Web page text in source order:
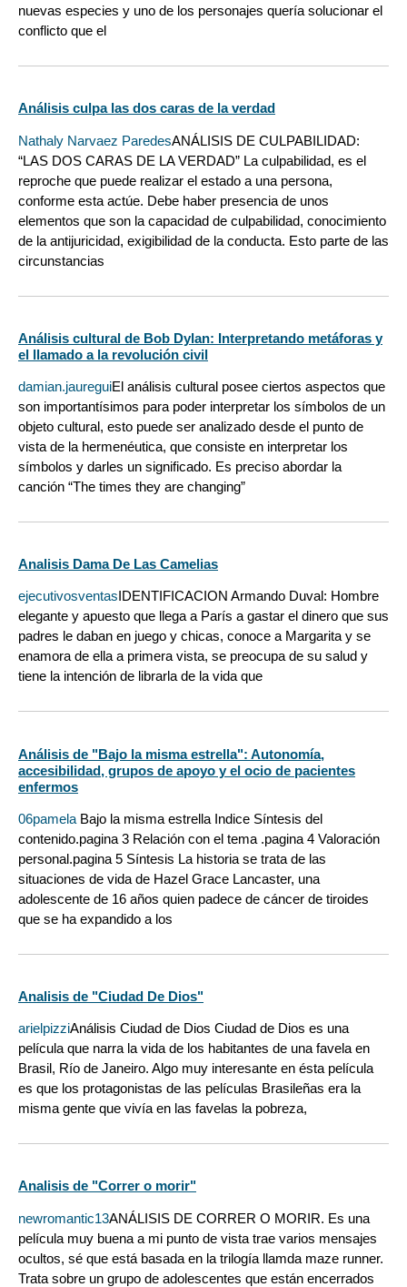
nuevas especies y uno de los personajes quería solucionar el
conflicto que el
Análisis culpa las dos caras de la verdad
Nathaly Narvaez ParedesANÁLISIS DE CULPABILIDAD:
“LAS DOS CARAS DE LA VERDAD” La culpabilidad, es el
reproche que puede realizar el estado a una persona,
conforme esta actúe. Debe haber presencia de unos
elementos que son la capacidad de culpabilidad, conocimiento
de la antijuricidad, exigibilidad de la conducta. Esto parte de las
circunstancias
Análisis cultural de Bob Dylan: Interpretando metáforas y
el llamado a la revolución civil
damian.jaureguiEl análisis cultural posee ciertos aspectos que
son importantísimos para poder interpretar los símbolos de un
objeto cultural, esto puede ser analizado desde el punto de
vista de la hermenéutica, que consiste en interpretar los
símbolos y darles un significado. Es preciso abordar la
canción “The times they are changing”
Analisis Dama De Las Camelias
ejecutivosventasIDENTIFICACION Armando Duval: Hombre
elegante y apuesto que llega a París a gastar el dinero que sus
padres le daban en juego y chicas, conoce a Margarita y se
enamora de ella a primera vista, se preocupa de su salud y
tiene la intención de librarla de la vida que
Análisis de "Bajo la misma estrella": Autonomía,
accesibilidad, grupos de apoyo y el ocio de pacientes
enfermos
06pamela Bajo la misma estrella Indice Síntesis del
contenido.pagina 3 Relación con el tema .pagina 4 Valoración
personal.pagina 5 Síntesis La historia se trata de las
situaciones de vida de Hazel Grace Lancaster, una
adolescente de 16 años quien padece de cáncer de tiroides
que se ha expandido a los
Analisis de "Ciudad De Dios"
arielpizziAnálisis Ciudad de Dios Ciudad de Dios es una
película que narra la vida de los habitantes de una favela en
Brasil, Río de Janeiro. Algo muy interesante en ésta película
es que los protagonistas de las películas Brasileñas era la
misma gente que vivía en las favelas la pobreza,
Analisis de "Correr o morir"
newromantic13ANÁLISIS DE CORRER O MORIR. Es una
película muy buena a mi punto de vista trae varios mensajes
ocultos, sé que está basada en la trilogía llamda maze runner.
Trata sobre un grupo de adolescentes que están encerrados